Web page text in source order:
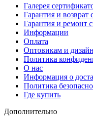
Галерея
Гарантия и возврат
Гарантия и ремонт
Информации
Оплата
Оптовикам и
Политика
О нас
Информация о
Политика
Где купить
Дополнительно